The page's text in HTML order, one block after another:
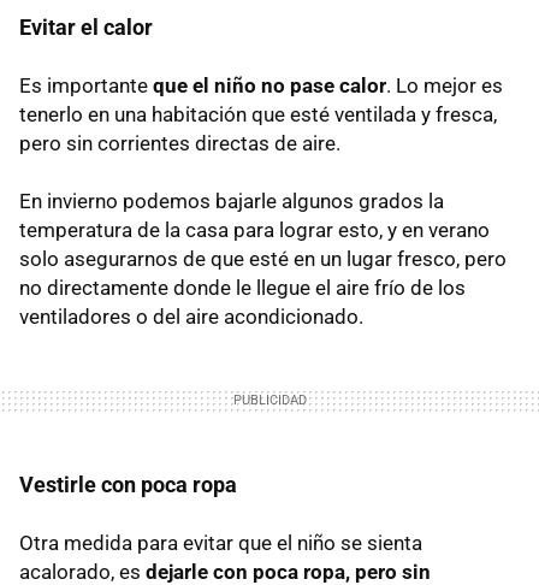
Evitar el calor
Es importante que el niño no pase calor. Lo mejor es
tenerlo en una habitación que esté ventilada y fresca,
pero sin corrientes directas de aire.
En invierno podemos bajarle algunos grados la
temperatura de la casa para lograr esto, y en verano
solo asegurarnos de que esté en un lugar fresco, pero
no directamente donde le llegue el aire frío de los
ventiladores o del aire acondicionado.
Vestirle con poca ropa
Otra medida para evitar que el niño se sienta
acalorado, es dejarle con poca ropa, pero sin